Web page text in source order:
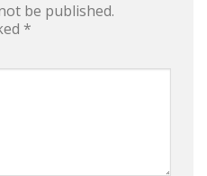
be published.
*